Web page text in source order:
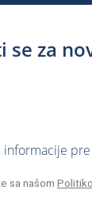
se za
informacije
sa našom